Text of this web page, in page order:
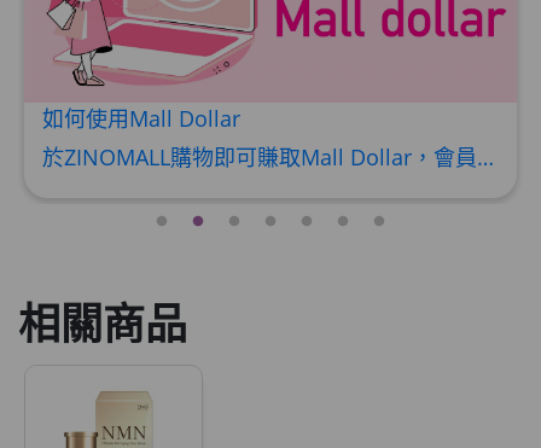
ZINOMALL 6大網購著數攻略
著數1 -獲賞ZINOMALL $50現金劵 用Facebook或Email 成功登記做ZINOMALL網購會員，$50現金劵會自動加入閣下ZINOMALL的賬戶，單次購物滿$350，網上付款時即可使用$50優惠劵，只可使用一次。 著數2- 新會員購物滿$680(折實)即減$80, 再送豐富迎新禮物 【迎新禮物優惠劵】會自動加入閣下ZINOMALL的賬戶，新會員單次購物滿$680(折實)，網上付款時使用優惠劵，即減$80及送神秘迎新禮物。 著數3- 新會員購物滿$1088(折實)即減$150, 再送
相關商品